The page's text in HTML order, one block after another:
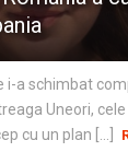
i-a schimbat
Uneori,
cu un plan [...]